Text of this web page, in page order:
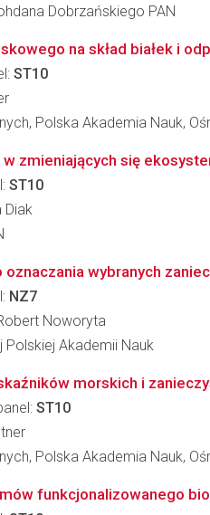
Dobrzańskiego PAN
na skład białek i
ST10
Polska Akademia Nauk,
zmieniających się
ST10
Diak
oznaczania wybranych
NZ7
Noworyta
Polskiej Akademii Nauk
morskich i
ST10
Polska Akademia Nauk,
funkcjonalizowanego